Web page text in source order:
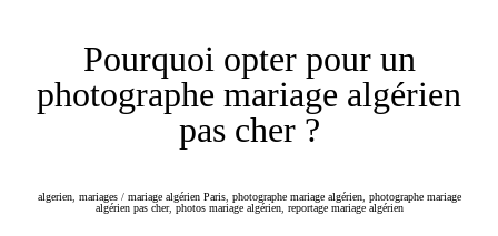
Pourquoi opter pour un
photographe mariage algérien
pas cher ?
algerien, mariages / mariage algérien Paris, photographe mariage algérien, photographe mariage
algérien pas cher, photos mariage algérien, reportage mariage algérien